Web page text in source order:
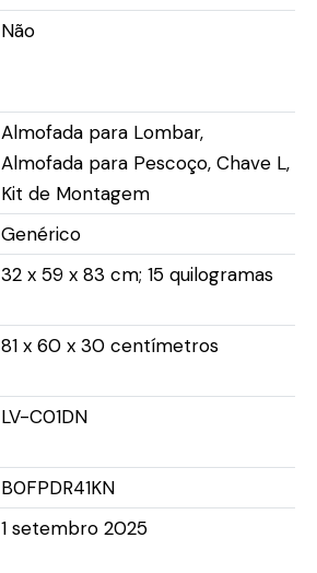
Não
Almofada para Lombar,
Almofada para Pescoço, Chave L,
Kit de Montagem
Genérico
32 x 59 x 83 cm; 15 quilogramas
81 x 60 x 30 centímetros
LV-C01DN
B0FPDR41KN
1 setembro 2025